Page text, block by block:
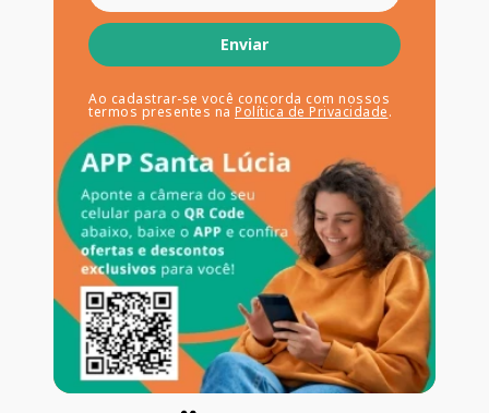
Enviar
Ao cadastrar-se você concorda com nossos
termos presentes na Política de Privacidade.